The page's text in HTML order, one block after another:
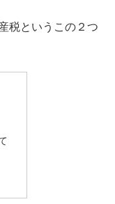
税というこの２つ